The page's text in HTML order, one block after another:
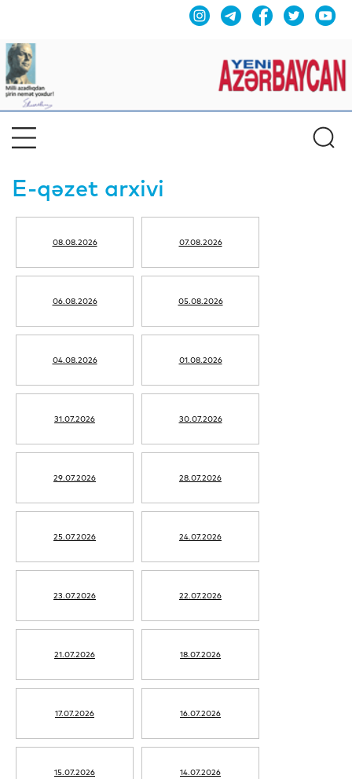
E-qəzet arxivi
08.08.2026 07.08.2026
06.08.2026 05.08.2026
04.08.2026 01.08.2026
31.07.2026 30.07.2026
29.07.2026 28.07.2026
25.07.2026 24.07.2026
23.07.2026 22.07.2026
21.07.2026 18.07.2026
17.07.2026 16.07.2026
15.07.2026 14.07.2026